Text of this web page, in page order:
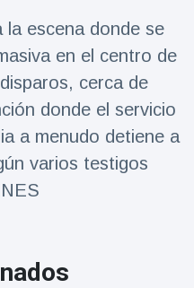
la escena donde se
en el centro de
cerca de
donde el servicio
a menudo detiene a
varios testigos